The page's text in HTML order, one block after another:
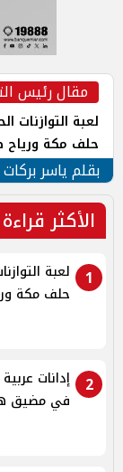
مقال رئيس
لعبة التوازنات
حلف مكة ورياح
بقلم ياسر بركات
الأكثر قراءة
1
لعبة
حلف مكة
2
إدانات
في مضيق